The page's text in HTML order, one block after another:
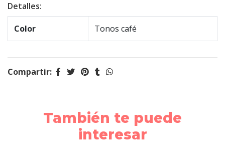
Detalles:
Color Tonos café
Compartir:
También te puede
interesar